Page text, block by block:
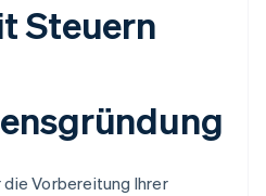
Steuern
Vorbereitung Ihrer